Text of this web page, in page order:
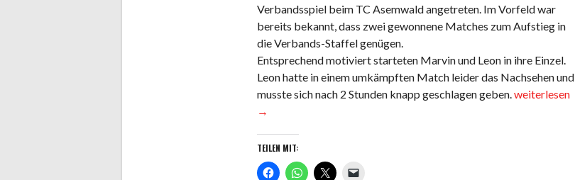
Verbandsspiel beim TC Asemwald angetreten. Im Vorfeld war
bereits bekannt, dass zwei gewonnene Matches zum Aufstieg in
die Verbands-Staffel genügen.
Entsprechend motiviert starteten Marvin und Leon in ihre Einzel.
Leon hatte in einem umkämpften Match leider das Nachsehen und
musste sich nach 2 Stunden knapp geschlagen geben. „Herren
weiterlesen
→
TEILEN MIT: